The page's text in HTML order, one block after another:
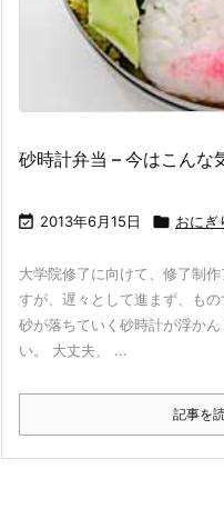
砂時計弁当 – 今はこんな
 2013年6月15日  おにぎ
大学院修了に向けて、修了制
すが、遅々として進まず、も
砂が落ちていく砂時計が浮か
い。 大丈夫、 ...
記事を